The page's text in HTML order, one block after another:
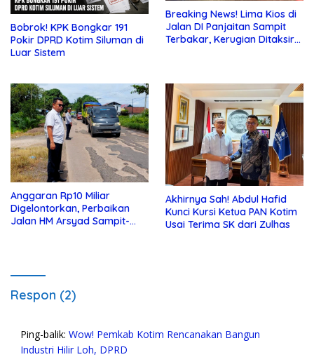
Bobrok! KPK Bongkar 191
Pokir DPRD Kotim Siluman di
Luar Sistem
Breaking News! Lima Kios di
Jalan DI Panjaitan Sampit
Terbakar, Kerugian Ditaksir
Anggaran Rp10 Miliar
Digelontorkan, Perbaikan
Jalan HM Arsyad Sampit-
Akhirnya Sah! Abdul Hafid
Kunci Kursi Ketua PAN Kotim
Usai Terima SK dari Zulhas
Respon (2)
Ping-balik: Wow! Pemkab Kotim Rencanakan Bangun
Industri Hilir Loh, DPRD